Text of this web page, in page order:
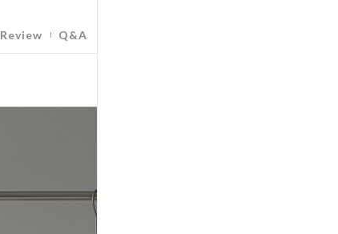
Review Q&A